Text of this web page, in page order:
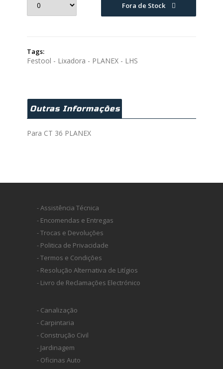
Fora de Stock
Tags:
Festool - Lixadora - PLANEX - LHS
Outras Informações
Para CT 36 PLANEX
- Assistência Técnica
- Encomendas e Entregas
- Trocas e Devoluções
- Politica de Privacidade
- Termos e Condições
- Resolução Alternativa de Litígios
- Livro de Reclamações Electrónico
- Canalização
- Carpintaria
- Construção Civil
- Jardinagem
- Oficinas Auto